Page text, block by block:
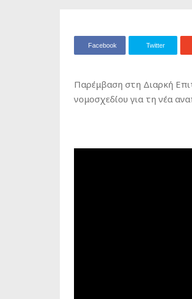
Facebook Twitter
Παρέμβαση στη Διαρκή
νομοσχεδίου για τη νέα